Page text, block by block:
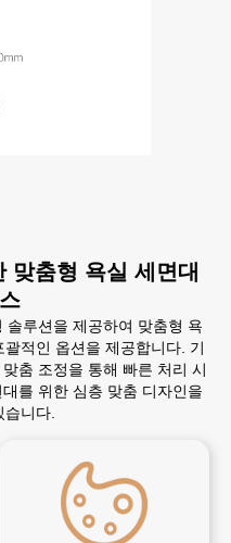
맞춤형 욕실 세면대
솔루션을 제공하여 맞춤형 욕
적인 옵션을 제공합니다. 기
춤 조정을 통해 빠른 처리 시
를 위한 심층 맞춤 디자인을
니다.